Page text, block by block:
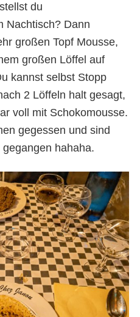
du
Nachtisch? Dann
großen Topf Mousse,
großen Löffel auf
kannst selbst Stopp
2 Löffeln halt gesagt,
voll mit Schokomousse.
gegessen und sind
hahaha.